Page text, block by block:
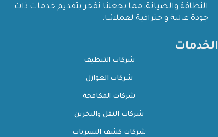
النظافة والصيانة، مما يجعلنا نفخر بتقديم خدمات ذات
جودة عالية واحترافية لعملائنا.
الخدمات
شركات التنظيف
شركات العوازل
شركات المكافحة
شركات النقل والتخزين
شركات كشف التسربات